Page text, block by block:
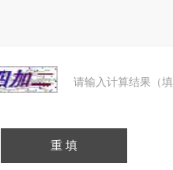
请输入计算结果（